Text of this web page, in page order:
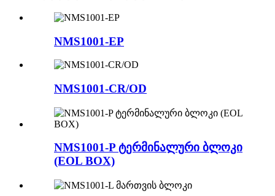
NMS1001-EP
NMS1001-CR/OD
NMS1001-P ტერმინალური ბლოკი
(EOL BOX)